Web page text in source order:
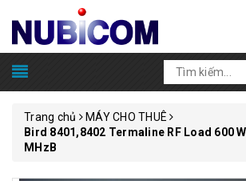
Trang chủ
MÁY CHO THUÊ
Bird 8401,8402 Termaline RF Load 600
MHzB